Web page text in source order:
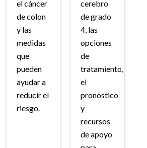
el cáncer
de colon
y las
medidas
que
pueden
ayudar a
reducir el
riesgo.
cerebro
de grado
4, las
opciones
de
tratamiento,
el
pronóstico
y
recursos
de apoyo